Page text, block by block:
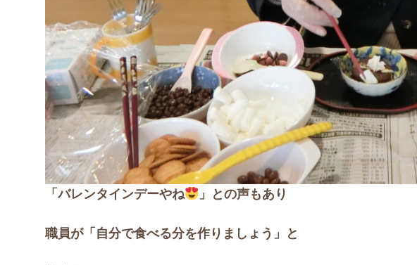
「バレンタインデーやね 」との声もあり
職員が「自分で食べる分を作りましょう」と